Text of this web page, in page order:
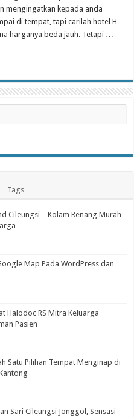
mengingatkan kepada anda
di tempat, tapi carilah hotel H-
harganya beda jauh. Tetapi …
Tags
Cileungsi – Kolam Renang Murah
Map Pada WordPress dan
Halodoc RS Mitra Keluarga
Pasien
Satu Pilihan Tempat Menginap di
Sari Cileungsi Jonggol, Sensasi